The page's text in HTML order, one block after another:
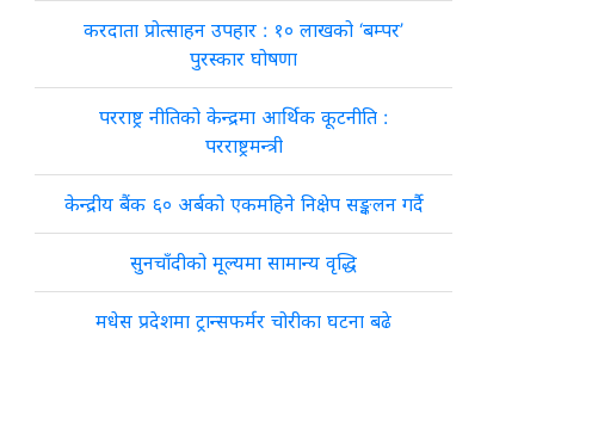
करदाता प्रोत्साहन उपहार : १० लाखको ‘बम्पर’
पुरस्कार घोषणा
परराष्ट्र नीतिको केन्द्रमा आर्थिक कूटनीति :
परराष्ट्रमन्त्री
केन्द्रीय बैंक ६० अर्बको एकमहिने निक्षेप सङ्कलन गर्दै
सुनचाँदीको मूल्यमा सामान्य वृद्धि
मधेस प्रदेशमा ट्रान्सफर्मर चोरीका घटना बढे